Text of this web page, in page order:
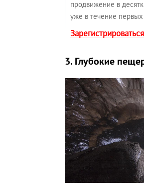
продвижение в
уже в течение
3. Глубокие